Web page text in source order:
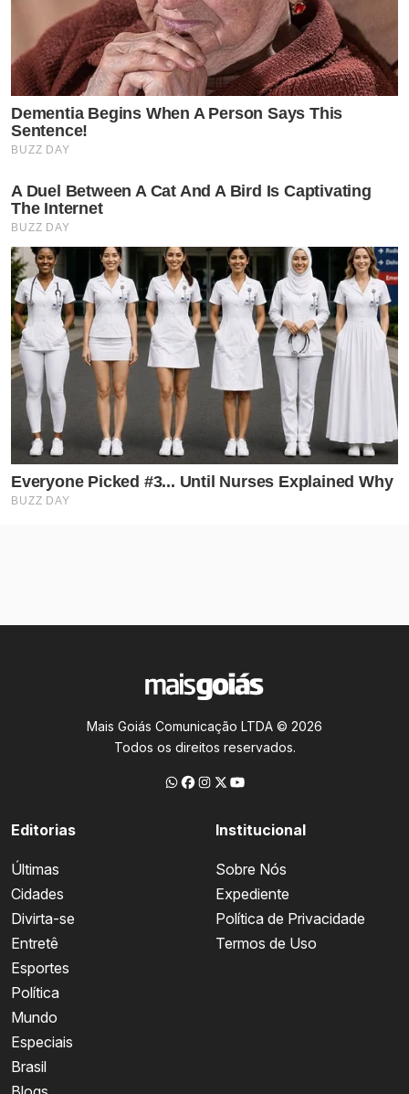
Mais Goiás Comunicação LTDA © 2026
Todos os direitos reservados.
Editorias
Últimas
Cidades
Divirta-se
Entretê
Esportes
Política
Mundo
Especiais
Brasil
Institucional
Sobre Nós
Expediente
Política de Privacidade
Termos de Uso